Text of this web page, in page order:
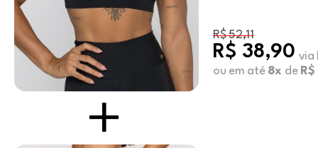
R$ 52,11
R$ 38,90 via
ou em até 8x de